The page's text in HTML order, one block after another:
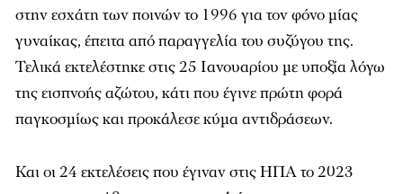
στην εσχάτη των ποινών το 1996 για τον φόνο μίας
γυναίκας, έπειτα από παραγγελία του συζύγου της.
Τελικά εκτελέστηκε στις 25 Ιανουαρίου με υποξία λόγω
της εισπνοής αζώτου, κάτι που έγινε πρώτη φορά
παγκοσμίως και προκάλεσε κύμα αντιδράσεων.
Και οι 24 εκτελέσεις που έγιναν στις ΗΠΑ το 2023